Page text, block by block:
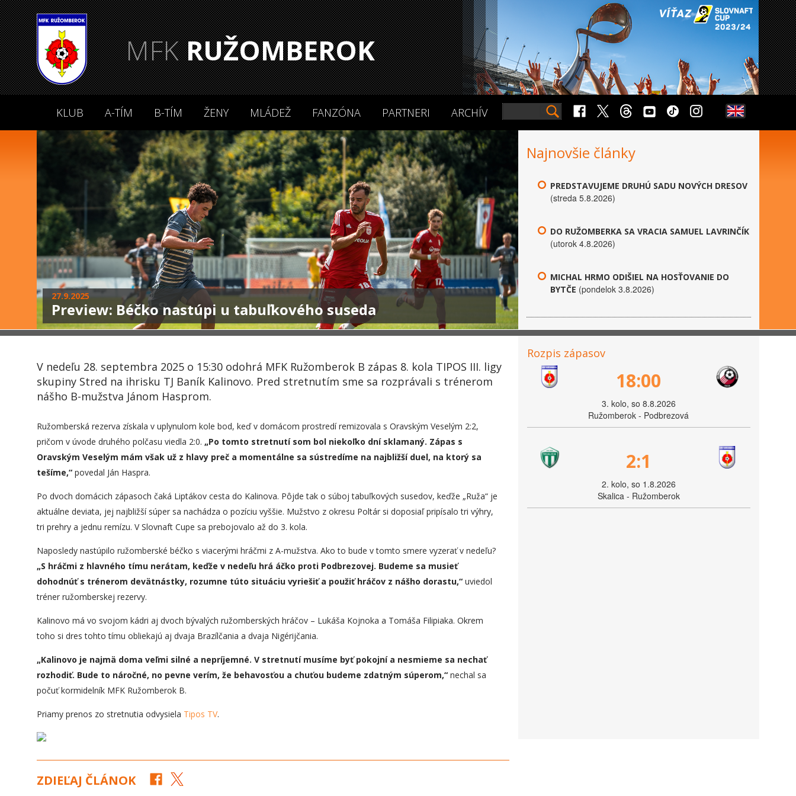
MFKRUŽOMBEROK
KLUB A-TÍM B-TÍM ŽENY MLÁDEŽ FANZÓNA PARTNERI ARCHÍV
27.9.2025
Preview: Béčko nastúpi u tabuľkového suseda
Najnovšie články
PREDSTAVUJEME DRUHÚ SADU NOVÝCH DRESOV
(streda 5.8.2026)
DO RUŽOMBERKA SA VRACIA SAMUEL LAVRINČÍK
(utorok 4.8.2026)
MICHAL HRMO ODIŠIEL NA HOSŤOVANIE DO
BYTČE (pondelok 3.8.2026)
V nedeľu 28. septembra 2025 o 15:30 odohrá MFK Ružomberok B zápas 8. kola TIPOS III. ligy
skupiny Stred na ihrisku TJ Baník Kalinovo. Pred stretnutím sme sa rozprávali s trénerom
nášho B-mužstva Jánom Hasprom.
Ružomberská rezerva získala v uplynulom kole bod, keď v domácom prostredí remizovala s Oravským Veselým 2:2,
pričom v úvode druhého polčasu viedla 2:0. „Po tomto stretnutí som bol niekoľko dní sklamaný. Zápas s
Oravským Veselým mám však už z hlavy preč a momentálne sa sústredíme na najbližší duel, na ktorý sa
tešíme,“ povedal Ján Haspra.
Po dvoch domácich zápasoch čaká Liptákov cesta do Kalinova. Pôjde tak o súboj tabuľkových susedov, keďže „Ruža“ je
aktuálne deviata, jej najbližší súper sa nachádza o pozíciu vyššie. Mužstvo z okresu Poltár si doposiaľ pripísalo tri výhry,
tri prehry a jednu remízu. V Slovnaft Cupe sa prebojovalo až do 3. kola.
Naposledy nastúpilo ružomberské béčko s viacerými hráčmi z A-mužstva. Ako to bude v tomto smere vyzerať v nedeľu?
„S hráčmi z hlavného tímu nerátam, keďže v nedeľu hrá áčko proti Podbrezovej. Budeme sa musieť
dohodnúť s trénerom devätnástky, rozumne túto situáciu vyriešiť a použiť hráčov z nášho dorastu,“ uviedol
tréner ružomberskej rezervy.
Kalinovo má vo svojom kádri aj dvoch bývalých ružomberských hráčov – Lukáša Kojnoka a Tomáša Filipiaka. Okrem
toho si dres tohto tímu obliekajú aj dvaja Brazílčania a dvaja Nigérijčania.
„Kalinovo je najmä doma veľmi silné a nepríjemné. V stretnutí musíme byť pokojní a nesmieme sa nechať
rozhodiť. Bude to náročné, no pevne verím, že behavosťou a chuťou budeme zdatným súperom,“ nechal sa
počuť kormidelník MFK Ružomberok B.
Priamy prenos zo stretnutia odvysiela Tipos TV.
ZDIEĽAJ ČLÁNOK
Rozpis zápasov
18:00
3. kolo, so 8.8.2026
Ružomberok - Podbrezová
2:1
2. kolo, so 1.8.2026
Skalica - Ružomberok